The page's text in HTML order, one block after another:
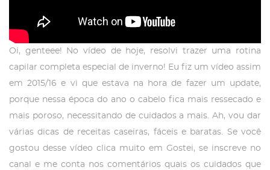
Oi, genteee! No vídeo de hoje, resolvi trazer uma rotina
capilar completa especial de inverno! Eu fiz um vídeo assim
em 2015/16 e vi que estava na hora de fazer um update,
porque nessa época do ano o cabelo fica mais ressecado e
mais poroso, necessitando de cuidados a mais. Ah, vou dar
várias dicas de receitas caseiras, fáceis e baratas. Se você
gostou desse vídeo clica muito em Gostei, se inscreve no
canal e me conta nos comentários quais os cuidados que